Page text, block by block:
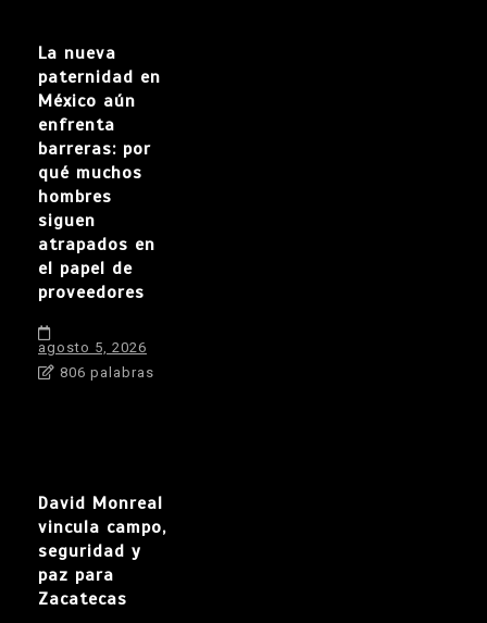
La nueva
paternidad en
México aún
enfrenta
barreras: por
qué muchos
hombres
siguen
atrapados en
el papel de
proveedores
agosto 5, 2026
806 palabras
David Monreal
vincula campo,
seguridad y
paz para
Zacatecas